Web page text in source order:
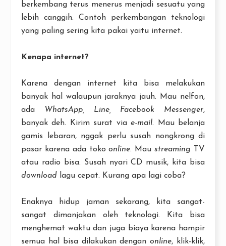
berkembang terus menerus menjadi sesuatu yang
lebih canggih. Contoh perkembangan teknologi
yang paling sering kita pakai yaitu internet.
Kenapa internet?
Karena dengan internet kita bisa melakukan
banyak hal walaupun jaraknya jauh. Mau nelfon,
ada
WhatsApp, Line, Facebook Messenger,
banyak deh. Kirim surat viae-mail. Mau belanja
gamis lebaran, nggak perlu susah nongkrong di
pasar karena ada tokoonline. Maustreaming TV
atau radio bisa. Susah nyari CD musik, kita bisa
download lagu cepat. Kurang apa lagi coba?
Enaknya hidup jaman sekarang, kita sangat-
sangat dimanjakan oleh teknologi. Kita bisa
menghemat waktu dan juga biaya karena hampir
semua hal bisa dilakukan denganonline, klik-klik,